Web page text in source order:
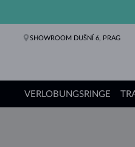
SHOWROOM DUŠNÍ 6, PRAG
VERLOBUNGSRINGE